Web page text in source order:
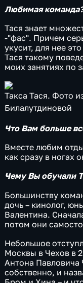
Любимая
Тася знает
-"фас". Причем
укусит, для нее
Тася такому
моих занятиях по
Такса Тася. Фото
Билалутдиновой
Что Вам больше
Вместе любим
как сразу в ногах
Чему Вы обучали
Большинству
дочь – кинолог,
Валентина.
потом они
Небольшое
Москвы в Чехов в
Антона Павловича
собственно, и